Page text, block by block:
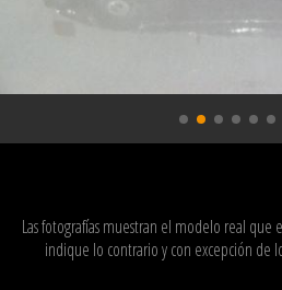
Las fotografías muestran el modelo real que
indique lo contrario y con excepción de